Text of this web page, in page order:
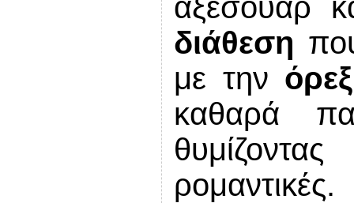
αξεσουάρ
διάθεση
με την
καθαρά
ρομαντικές.